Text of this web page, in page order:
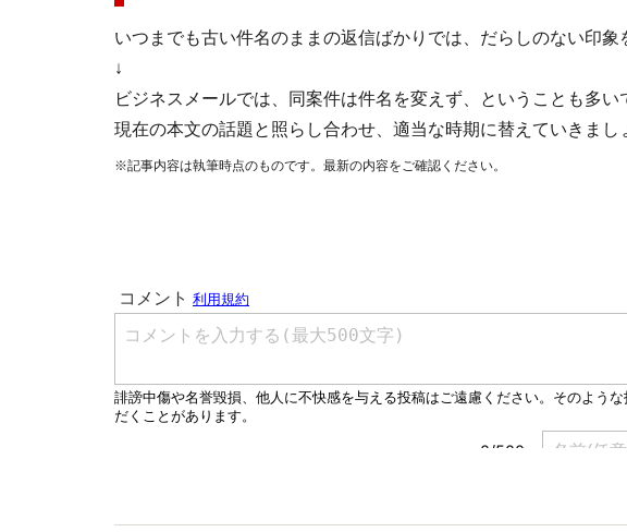
いつまでも古い件名のままの返信ばかりでは、だらしのない印象
↓
ビジネスメールでは、同案件は件名を変えず、ということも多い
現在の本文の話題と照らし合わせ、適当な時期に替えていきまし
※記事内容は執筆時点のものです。最新の内容をご確認ください。